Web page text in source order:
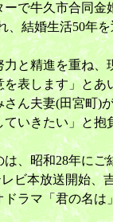
で牛久市合同金
、結婚生活50年
と精進を重ね、
表します」とあ
ん夫妻(田宮町)
いきたい」と抱
、昭和28年にご
ビ本放送開始、
ラマ「君の名は